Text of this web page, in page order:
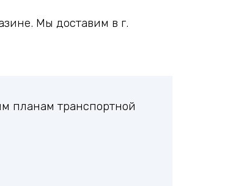
Мы доставим в г.
планам транспортной